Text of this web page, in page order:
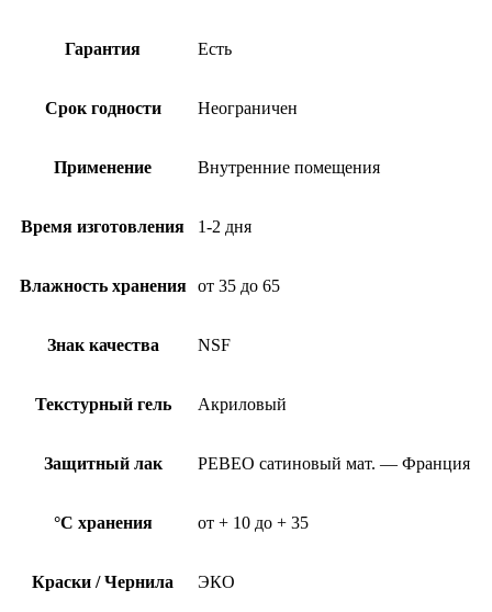
Гарантия Есть
Срок годности Неограничен
Применение Внутренние помещения
Время изготовления 1-2 дня
Влажность хранения от 35 до 65
Знак качества NSF
Текстурный гель Акриловый
Защитный лак PEBEO сатиновый мат. — Франция
°C хранения от + 10 до + 35
Краски / Чернила ЭКО